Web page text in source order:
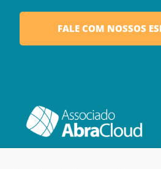
FALE COM NOSSOS